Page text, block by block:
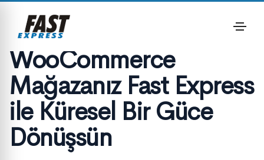
WooCommerce
Mağazanız Fast Express
ile Küresel Bir Güce
Dönüşsün